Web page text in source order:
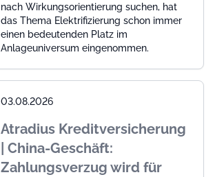
nach Wirkungsorientierung suchen, hat
das Thema Elektrifizierung schon immer
einen bedeutenden Platz im
Anlageuniversum eingenommen.
03.08.2026
Atradius Kreditversicherung
| China-Geschäft:
Zahlungsverzug wird für